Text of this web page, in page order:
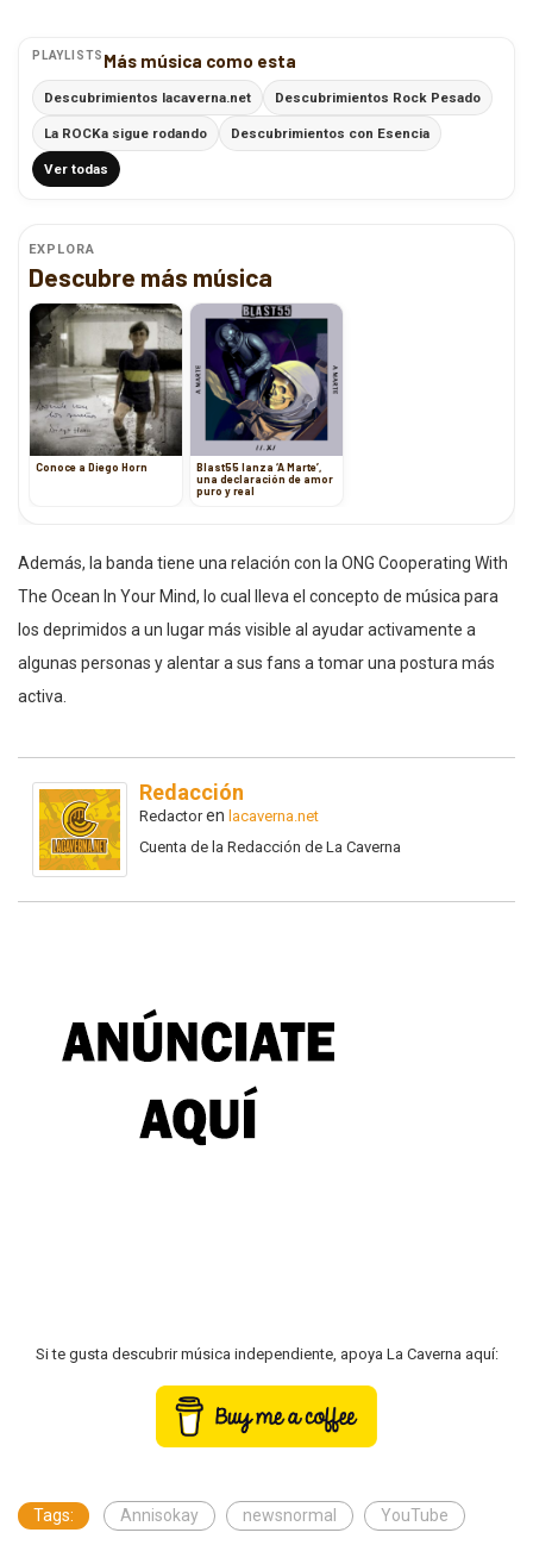
PLAYLISTS Más música como esta
Descubrimientos lacaverna.net Descubrimientos Rock Pesado
La ROCKa sigue rodando Descubrimientos con Esencia
Ver todas
EXPLORA
Descubre más música
Conoce a Diego Horn
Blast55 lanza ‘A Marte’,
una declaración de amor
puro y real
Además, la banda tiene una relación con la ONG Cooperating With
The Ocean In Your Mind, lo cual lleva el concepto de música para
los deprimidos a un lugar más visible al ayudar activamente a
algunas personas y alentar a sus fans a tomar una postura más
activa.
Redacción
Redactoren lacaverna.net
Cuenta de la Redacción de La Caverna
Si te gusta descubrir música independiente, apoya La Caverna aquí:
Tags: Annisokay newsnormal YouTube